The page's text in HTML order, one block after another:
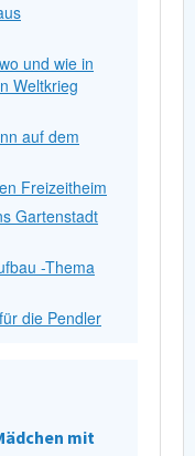
und wie in
Weltkrieg
auf dem
Freizeitheim
Gartenstadt
-Thema
die Pendler
mit